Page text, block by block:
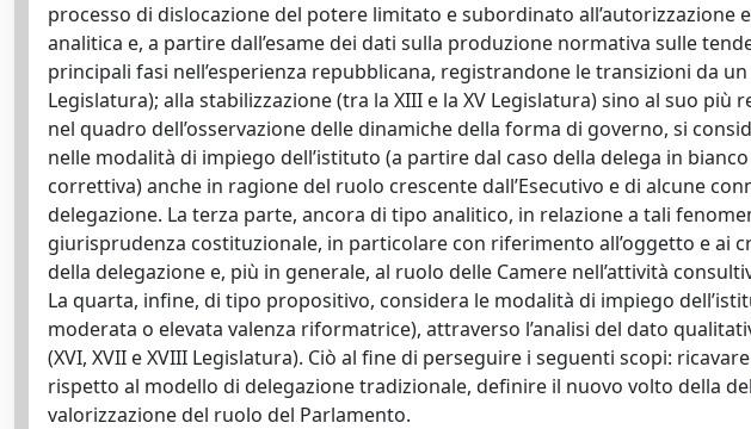
processo di dislocazione del potere limitato e subordinato all’autorizzazione
analitica e, a partire dall’esame dei dati sulla produzione normativa sulle
principali fasi nell’esperienza repubblicana, registrandone le transizioni da
Legislatura); alla stabilizzazione (tra la XIII e la XV Legislatura) sino al suo
nel quadro dell’osservazione delle dinamiche della forma di governo, si
nelle modalità di impiego dell’istituto (a partire dal caso della delega in
correttiva) anche in ragione del ruolo crescente dall’Esecutivo e di alcune
delegazione. La terza parte, ancora di tipo analitico, in relazione a tali
giurisprudenza costituzionale, in particolare con riferimento all’oggetto e ai
della delegazione e, più in generale, al ruolo delle Camere nell’attività
La quarta, infine, di tipo propositivo, considera le modalità di impiego
moderata o elevata valenza riformatrice), attraverso l’analisi del dato
(XVI, XVII e XVIII Legislatura). Ciò al fine di perseguire i seguenti scopi:
rispetto al modello di delegazione tradizionale, definire il nuovo volto della
valorizzazione del ruolo del Parlamento.